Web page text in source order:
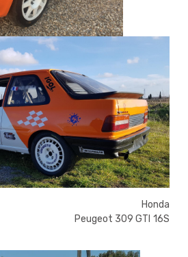
XSI N1 Honda
Peugeot 309 GTI 16S